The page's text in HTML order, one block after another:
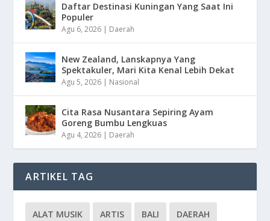
Daftar Destinasi Kuningan Yang Saat Ini
Populer
Agu 6, 2026 | Daerah
New Zealand, Lanskapnya Yang
Spektakuler, Mari Kita Kenal Lebih Dekat
Agu 5, 2026 | Nasional
Cita Rasa Nusantara Sepiring Ayam
Goreng Bumbu Lengkuas
Agu 4, 2026 | Daerah
ARTIKEL TAG
ALAT MUSIK ARTIS BALI DAERAH